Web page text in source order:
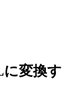
変換す